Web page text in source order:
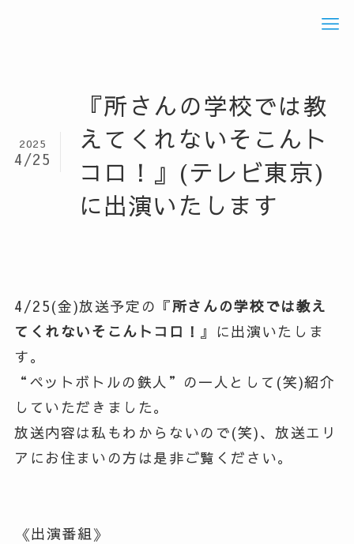
『所さんの学校では教
えてくれないそこんト
コロ！』(テレビ東京)
に出演いたします
2025
4/25
4/25(金)放送予定の『所さんの学校では教え
てくれないそこんトコロ！ 』に出演いたしま
す。
“ペットボトルの鉄人”の一人として(笑)紹介
していただきました。
放送内容は私もわからないので(笑)、放送エリ
アにお住まいの方は是非ご覧ください。
⁡《出演番組》